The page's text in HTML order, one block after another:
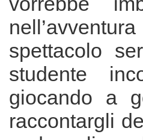
spettacolo
studente
giocando a
raccontargli